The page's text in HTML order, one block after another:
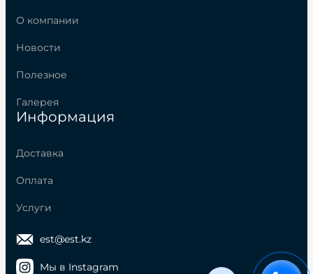
О компании
Новости
Полезное
Галерея
Информация
Доставка
Оплата
Услуги
est@est.kz
Мы в Instagram